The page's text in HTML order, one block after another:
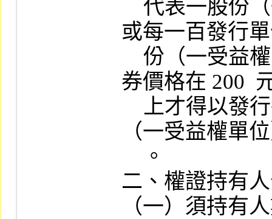
或每一百發行
券價格在 200
（一受益權單
二、權證持有
（一）須持有